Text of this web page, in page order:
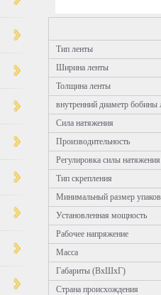
Тип ленты
Ширина ленты
Толщина ленты
внутренний диаметр бобины
Сила натяжения
Производительность
Регулировка силы натяжения
Тип скрепления
Минимальный размер
Установленная мощность
Рабочее напряжение
Масса
Габариты (ВхШхГ)
Страна происхождения